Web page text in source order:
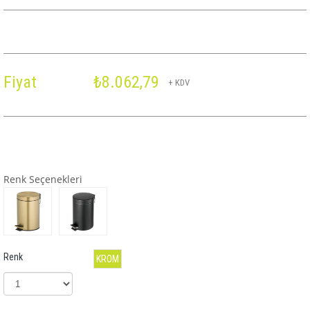
Fiyat ₺8.062,79 + KDV
Renk Seçenekleri
Renk KROM